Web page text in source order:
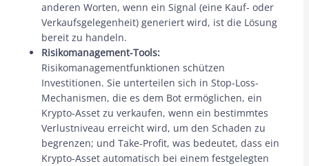
anderen Worten, wenn ein Signal (eine Kauf- oder
Verkaufsgelegenheit) generiert wird, ist die Lösung
bereit zu handeln.
Risikomanagement-Tools:
Risikomanagementfunktionen schützen
Investitionen. Sie unterteilen sich in Stop-Loss-
Mechanismen, die es dem Bot ermöglichen, ein
Krypto-Asset zu verkaufen, wenn ein bestimmtes
Verlustniveau erreicht wird, um den Schaden zu
begrenzen; und Take-Profit, was bedeutet, dass ein
Krypto-Asset automatisch bei einem festgelegten